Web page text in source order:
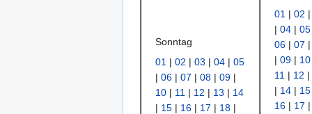
Sonntag
01 | 02 | 03 | 04 | 05
| 06 | 07 | 08 | 09 |
10 | 11 | 12 | 13 | 14
| 15 | 16 | 17 | 18 |
01 | 02
| 04 | 05
06 | 07
| 09 | 10
11 | 12 |
| 14 | 15
16 | 17